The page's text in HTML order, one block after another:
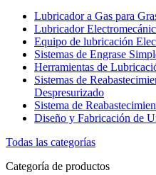
Lubricador a Gas para
Lubricador
Equipo de lubricación
Sistemas de Engrase
Herramientas de
Sistemas de
Despresurizado
Sistema de
Diseño y Fabricación de
Todas las categorías
Categoría de productos